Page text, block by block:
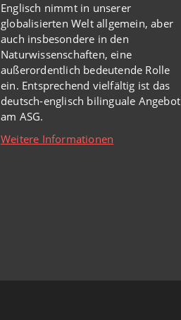
Englisch nimmt in unserer
globalisierten Weltallgemein, aber
auch insbesondere in den
Naturwissenschaften, eine
außerordentlich bedeutende Rolle
ein. Entsprechend vielfältig ist das
deutsch-englisch bilinguale Angebot
am ASG.
Weitere Informationen